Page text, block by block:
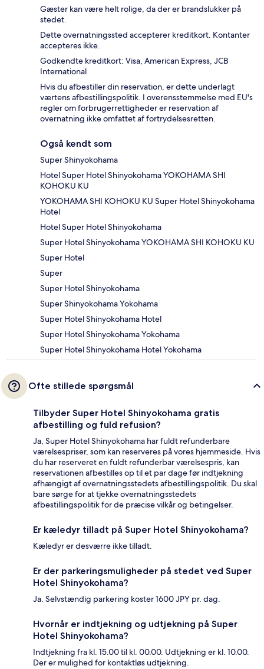
Gæster kan være helt rolige, da der er brandslukker på
stedet.
Dette overnatningssted accepterer kreditkort. Kontanter
accepteres ikke.
Godkendte kreditkort: Visa, American Express, JCB
International
Hvis du afbestiller din reservation, er dette underlagt
værtens afbestillingspolitik. I overensstemmelse med EU's
regler om forbrugerrettigheder er reservation af
overnatning ikke omfattet af fortrydelsesretten.
Også kendt som
Super Shinyokohama
Hotel Super Hotel Shinyokohama YOKOHAMA SHI
KOHOKU KU
YOKOHAMA SHI KOHOKU KU Super Hotel Shinyokohama
Hotel
Hotel Super Hotel Shinyokohama
Super Hotel Shinyokohama YOKOHAMA SHI KOHOKU KU
Super Hotel
Super
Super Hotel Shinyokohama
Super Shinyokohama Yokohama
Super Hotel Shinyokohama Hotel
Super Hotel Shinyokohama Yokohama
Super Hotel Shinyokohama Hotel Yokohama
Ofte stillede spørgsmål
Tilbyder Super Hotel Shinyokohama gratis
afbestilling og fuld refusion?
Ja, Super Hotel Shinyokohama har fuldt refunderbare
værelsespriser, som kan reserveres på vores hjemmeside. Hvis
du har reserveret en fuldt refunderbar værelsespris, kan
reservationen afbestilles op til et par dage før indtjekning
afhængigt af overnatningsstedets afbestillingspolitik. Du skal
bare sørge for at tjekke overnatningsstedets
afbestillingspolitik for de præcise vilkår og betingelser.
Er kæledyr tilladt på Super Hotel Shinyokohama?
Kæledyr er desværre ikke tilladt.
Er der parkeringsmuligheder på stedet ved Super
Hotel Shinyokohama?
Ja. Selvstændig parkering koster 1600 JPY pr. dag.
Hvornår er indtjekning og udtjekning på Super
Hotel Shinyokohama?
Indtjekning fra kl. 15.00 til kl. 00.00. Udtjekning er kl. 10.00.
Der er mulighed for kontaktløs udtjekning.